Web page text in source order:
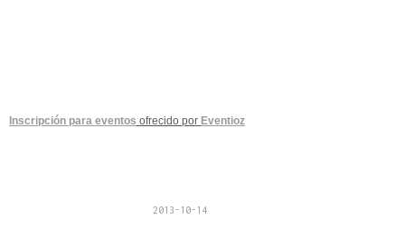
Inscripción para eventos ofrecido por Eventioz
2013-10-14